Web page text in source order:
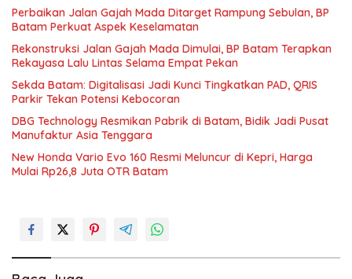
Perbaikan Jalan Gajah Mada Ditarget Rampung Sebulan, BP
Batam Perkuat Aspek Keselamatan
Rekonstruksi Jalan Gajah Mada Dimulai, BP Batam Terapkan
Rekayasa Lalu Lintas Selama Empat Pekan
Sekda Batam: Digitalisasi Jadi Kunci Tingkatkan PAD, QRIS
Parkir Tekan Potensi Kebocoran
DBG Technology Resmikan Pabrik di Batam, Bidik Jadi Pusat
Manufaktur Asia Tenggara
New Honda Vario Evo 160 Resmi Meluncur di Kepri, Harga
Mulai Rp26,8 Juta OTR Batam